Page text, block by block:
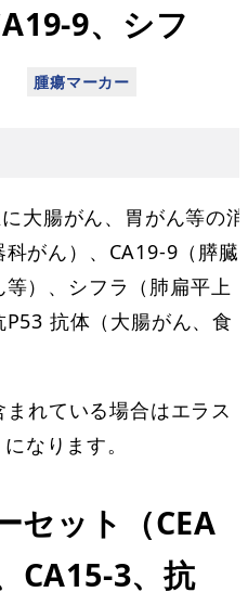
9、シフ
大腸がん、胃がん等の消
科がん）、CA19-9（膵臓
等）、シフラ（肺扁平上
P53 抗体（大腸がん、食
れている場合はエラス
なります。
セット（CEA
CA15-3、抗